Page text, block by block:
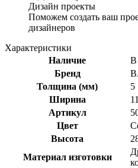
Дизайн проекты
Поможем создать ваш
дизайнеров
Характеристики
Наличие
В
Бренд
Толщина (мм)
5
Ширина
Артикул
Цвет
Высота
Материал изготовки